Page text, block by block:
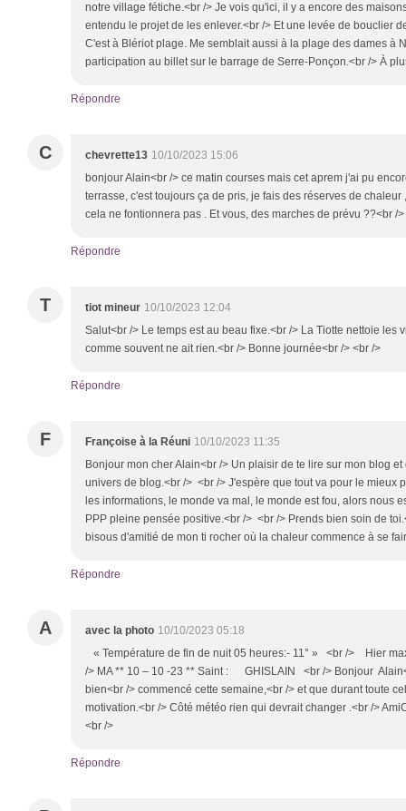
notre village fétiche.<br /> Je vois qu'ici, il y a encore des
entendu le projet de les enlever.<br /> Et une levée de bouclier
C'est à Blériot plage. Me semblait aussi à la plage des dames à
participation au billet sur le barrage de Serre-Ponçon.<br /> À
Répondre
C chevrette13 10/10/2023 15:06
bonjour Alain<br /> ce matin courses mais cet aprem j'ai pu
terrasse, c'est toujours ça de pris, je fais des réserves de
cela ne fontionnera pas . Et vous, des marches de prévu ??<br /
Répondre
T tiot mineur 10/10/2023 12:04
Salut<br /> Le temps est au beau fixe.<br /> La Tiotte nettoie les
comme souvent ne ait rien.<br /> Bonne journée<br /> <br />
Répondre
F Françoise à la Réuni 10/10/2023 11:35
Bonjour mon cher Alain<br /> Un plaisir de te lire sur mon blog
univers de blog.<br /> <br /> J'espère que tout va pour le mieux
les informations, le monde va mal, le monde est fou, alors nous
PPP pleine pensée positive.<br /> <br /> Prends bien soin de
bisous d'amitié de mon ti rocher où la chaleur commence à se
Répondre
A avec la photo 10/10/2023 05:18
« Température de fin de nuit 05 heures:- 11° » <br /> Hier
/> MA ** 10 – 10 -23 ** Saint : GHISLAIN <br /> Bonjour
bien<br /> commencé cette semaine,<br /> et que durant toute
motivation.<br /> Côté météo rien qui devrait changer .<br />
<br />
Répondre